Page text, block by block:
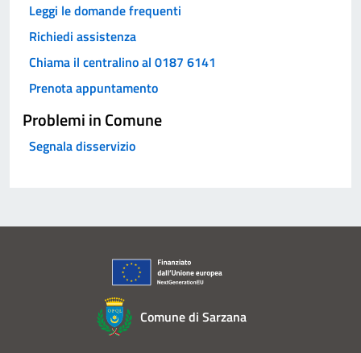
Leggi le domande frequenti
Richiedi assistenza
Chiama il centralino al 0187 6141
Prenota appuntamento
Problemi in Comune
Segnala disservizio
Comune di Sarzana